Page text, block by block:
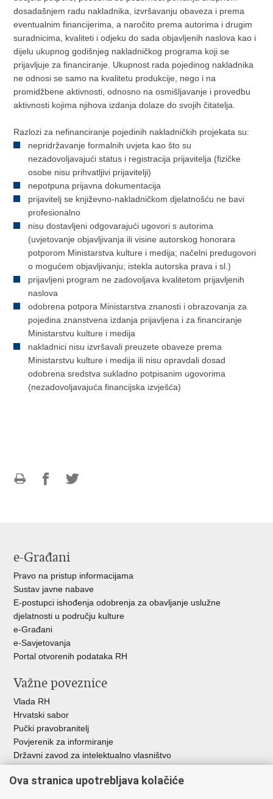
dosadašnjem radu nakladnika, izvršavanju obaveza i prema
eventualnim financijerima, a naročito prema autorima i drugim
suradnicima, kvaliteti i odjeku do sada objavljenih naslova kao i
dijelu ukupnog godišnjeg nakladničkog programa koji se
prijavljuje za financiranje. Ukupnost rada pojedinog nakladnika
ne odnosi se samo na kvalitetu produkcije, nego i na
promidžbene aktivnosti, odnosno na osmišljavanje i provedbu
aktivnosti kojima njihova izdanja dolaze do svojih čitatelja.
Razlozi za nefinanciranje pojedinih nakladničkih projekata su:
nepridržavanje formalnih uvjeta kao što su
nezadovoljavajući status i registracija prijavitelja (fizičke
osobe nisu prihvatljivi prijavitelji)
nepotpuna prijavna dokumentacija
prijavitelj se književno-nakladničkom djelatnošću ne bavi
profesionalno
nisu dostavljeni odgovarajući ugovori s autorima
(uvjetovanje objavljivanja ili visine autorskog honorara
potporom Ministarstva kulture i medija; načelni predugovori
o mogućem objavljivanju; istekla autorska prava i sl.)
prijavljeni program ne zadovoljava kvalitetom prijavljenih
naslova
odobrena potpora Ministarstva znanosti i obrazovanja za
pojedina znanstvena izdanja prijavljena i za financiranje
Ministarstvu kulture i medija
nakladnici nisu izvršavali preuzete obaveze prema
Ministarstvu kulture i medija ili nisu opravdali dosad
odobrena sredstva sukladno potpisanim ugovorima
(nezadovoljavajuća financijska izvješća)
e-Građani
Pravo na pristup informacijama
Sustav javne nabave
E-postupci ishođenja odobrenja za obavljanje uslužne
djelatnosti u području kulture
e-Građani
e-Savjetovanja
Portal otvorenih podataka RH
Važne poveznice
Vlada RH
Hrvatski sabor
Pučki pravobranitelj
Povjerenik za informiranje
Državni zavod za intelektualno vlasništvo
HAKOM
Ova stranica upotrebljava kolačiće